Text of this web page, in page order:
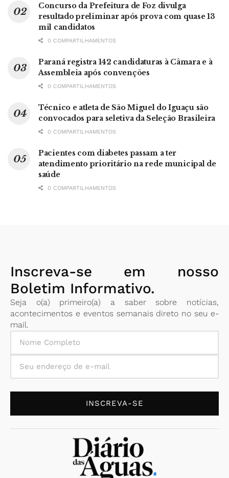
Concurso da Prefeitura de Foz divulga
resultado preliminar após prova com quase 13
mil candidatos
0 COMPARTILHAMENTOS
Paraná registra 142 candidaturas à Câmara e à
Assembleia após convenções
0 COMPARTILHAMENTOS
Técnico e atleta de São Miguel do Iguaçu são
convocados para seletiva da Seleção Brasileira
0 COMPARTILHAMENTOS
Pacientes com diabetes passam a ter
atendimento prioritário na rede municipal de
saúde
0 COMPARTILHAMENTOS
Inscreva-se em nosso
Boletim Informativo.
Seja o(a) primeiro(a) a saber sobre notícias,
acontecimentos e eventos semanais direto no seu e-
mail.
INSCREVA-SE